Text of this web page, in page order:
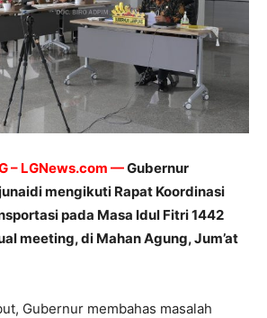
– LGNews.com —Gubernur
mengikuti Rapat Koordinasi
pada Masa Idul Fitri 1442
meeting, di Mahan Agung, Jum’at
Gubernur membahas masalah